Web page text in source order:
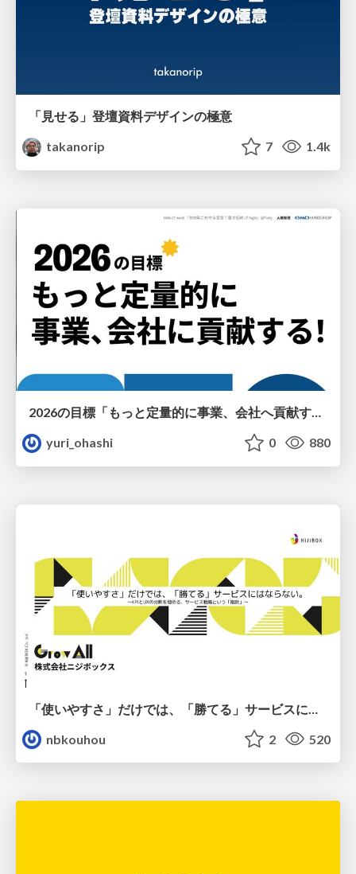
「見せる」登壇資料デザインの極意
takanorip
7 1.4k
2026の目標「もっと定量的に事業、会社へ貢献する！」
yuri_ohashi
0 880
nbkouhou
2 520